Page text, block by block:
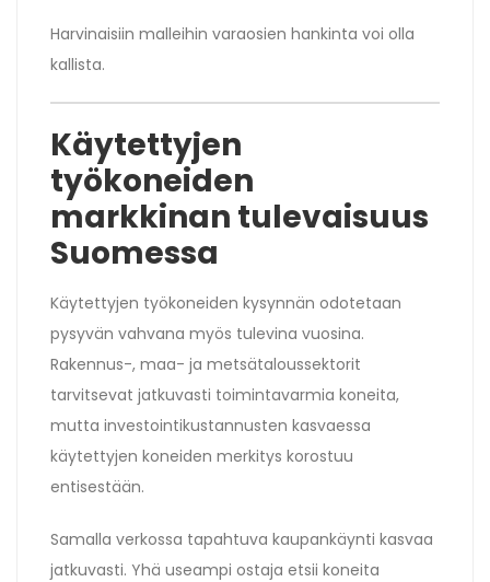
Harvinaisiin malleihin varaosien hankinta voi olla
kallista.
Käytettyjen
työkoneiden
markkinan tulevaisuus
Suomessa
Käytettyjen työkoneiden kysynnän odotetaan
pysyvän vahvana myös tulevina vuosina.
Rakennus-, maa- ja metsätaloussektorit
tarvitsevat jatkuvasti toimintavarmia koneita,
mutta investointikustannusten kasvaessa
käytettyjen koneiden merkitys korostuu
entisestään.
Samalla verkossa tapahtuva kaupankäynti kasvaa
jatkuvasti. Yhä useampi ostaja etsii koneita